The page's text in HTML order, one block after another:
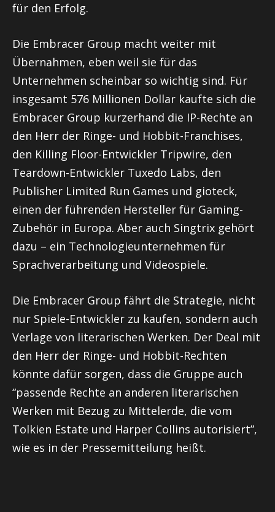
für den Erfolg.
Die Embracer Group macht weiter mit
Übernahmen, eben weil sie für das
Unternehmen scheinbar so wichtig sind. Für
insgesamt 576 Millionen Dollar kaufte sich die
Embracer Group kurzerhand die IP-Rechte an
den Herr der Ringe- und Hobbit-Franchises,
den Killing Floor-Entwickler Tripwire, den
Teardown-Entwickler Tuxedo Labs, den
Publisher Limited Run Games und gioteck,
einen der führenden Hersteller für Gaming-
Zubehör in Europa. Aber auch Singtrix gehört
dazu – ein Technologieunternehmen für
Sprachverarbeitung und Videospiele.
Die Embracer Group fährt die Strategie, nicht
nur Spiele-Entwickler zu kaufen, sondern auch
Verlage von literarischen Werken. Der Deal mit
den Herr der Ringe- und Hobbit-Rechten
könnte dafür sorgen, dass die Gruppe auch
“passende Rechte an anderen literarischen
Werken mit Bezug zu Mittelerde, die vom
Tolkien Estate und Harper Collins autorisiert”,
wie es in der Pressemitteilung heißt.